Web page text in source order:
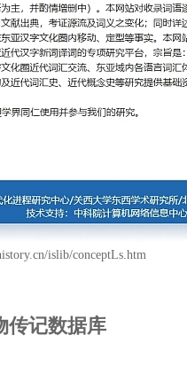
islib/conceptLs.htm
传记数据库